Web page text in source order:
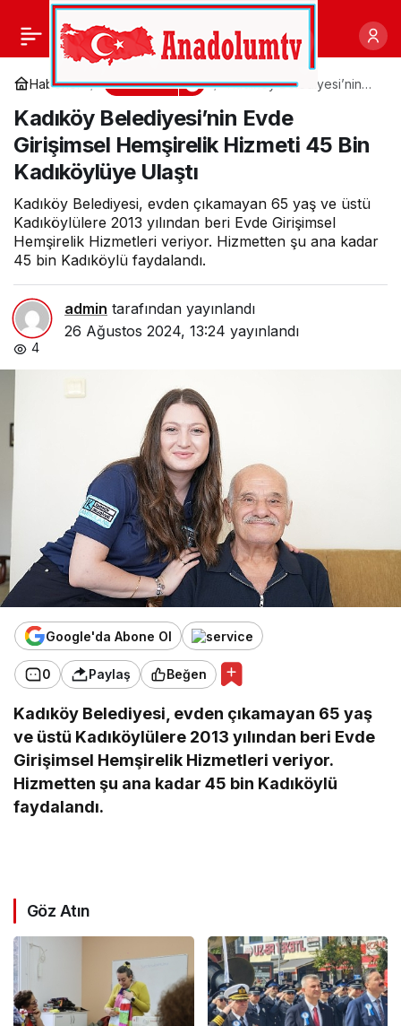
Haberler Gündem
Kadıköy Belediyesi’nin
Hemşirelik Hizmeti 45 Bin
Kadıköylüye Ulaştı
Kadıköy Belediyesi’nin Evde
Girişimsel Hemşirelik Hizmeti 45 Bin
Kadıköylüye Ulaştı
Kadıköy Belediyesi, evden çıkamayan 65 yaş ve üstü
Kadıköylülere 2013 yılından beri Evde Girişimsel
Hemşirelik Hizmetleri veriyor. Hizmetten şu ana kadar
45 bin Kadıköylü faydalandı.
admin tarafından yayınlandı
26 Ağustos 2024, 13:24 yayınlandı
4
Google'da Abone Ol
0 Paylaş Beğen
Kadıköy Belediyesi, evden çıkamayan 65 yaş
ve üstü Kadıköylülere 2013 yılından beri Evde
Girişimsel Hemşirelik Hizmetleri veriyor.
Hizmetten şu ana kadar 45 bin Kadıköylü
faydalandı.
Göz Atın
İstilacı balon balığını
yakalamak için yarıştılar
Paylaş